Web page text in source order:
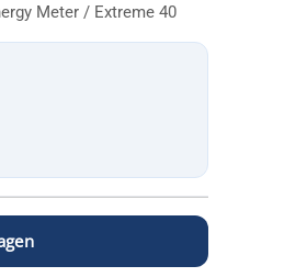
Meter/ Extreme 40